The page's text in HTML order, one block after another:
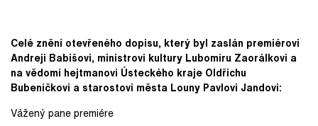
Celé znění otevřeného dopisu, který byl zaslán premiérovi
Andreji Babišovi, ministrovi kultury Lubomíru Zaorálkovi a
na vědomí hejtmanovi Ústeckého kraje Oldřichu
Bubeníčkovi a starostovi města Louny Pavlovi Jandovi:
Vážený pane premiére